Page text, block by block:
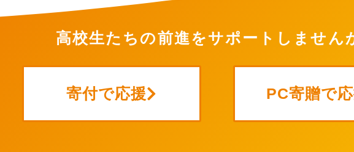
高校生たちの前進をサポートしません
寄付で応援 PC寄贈で